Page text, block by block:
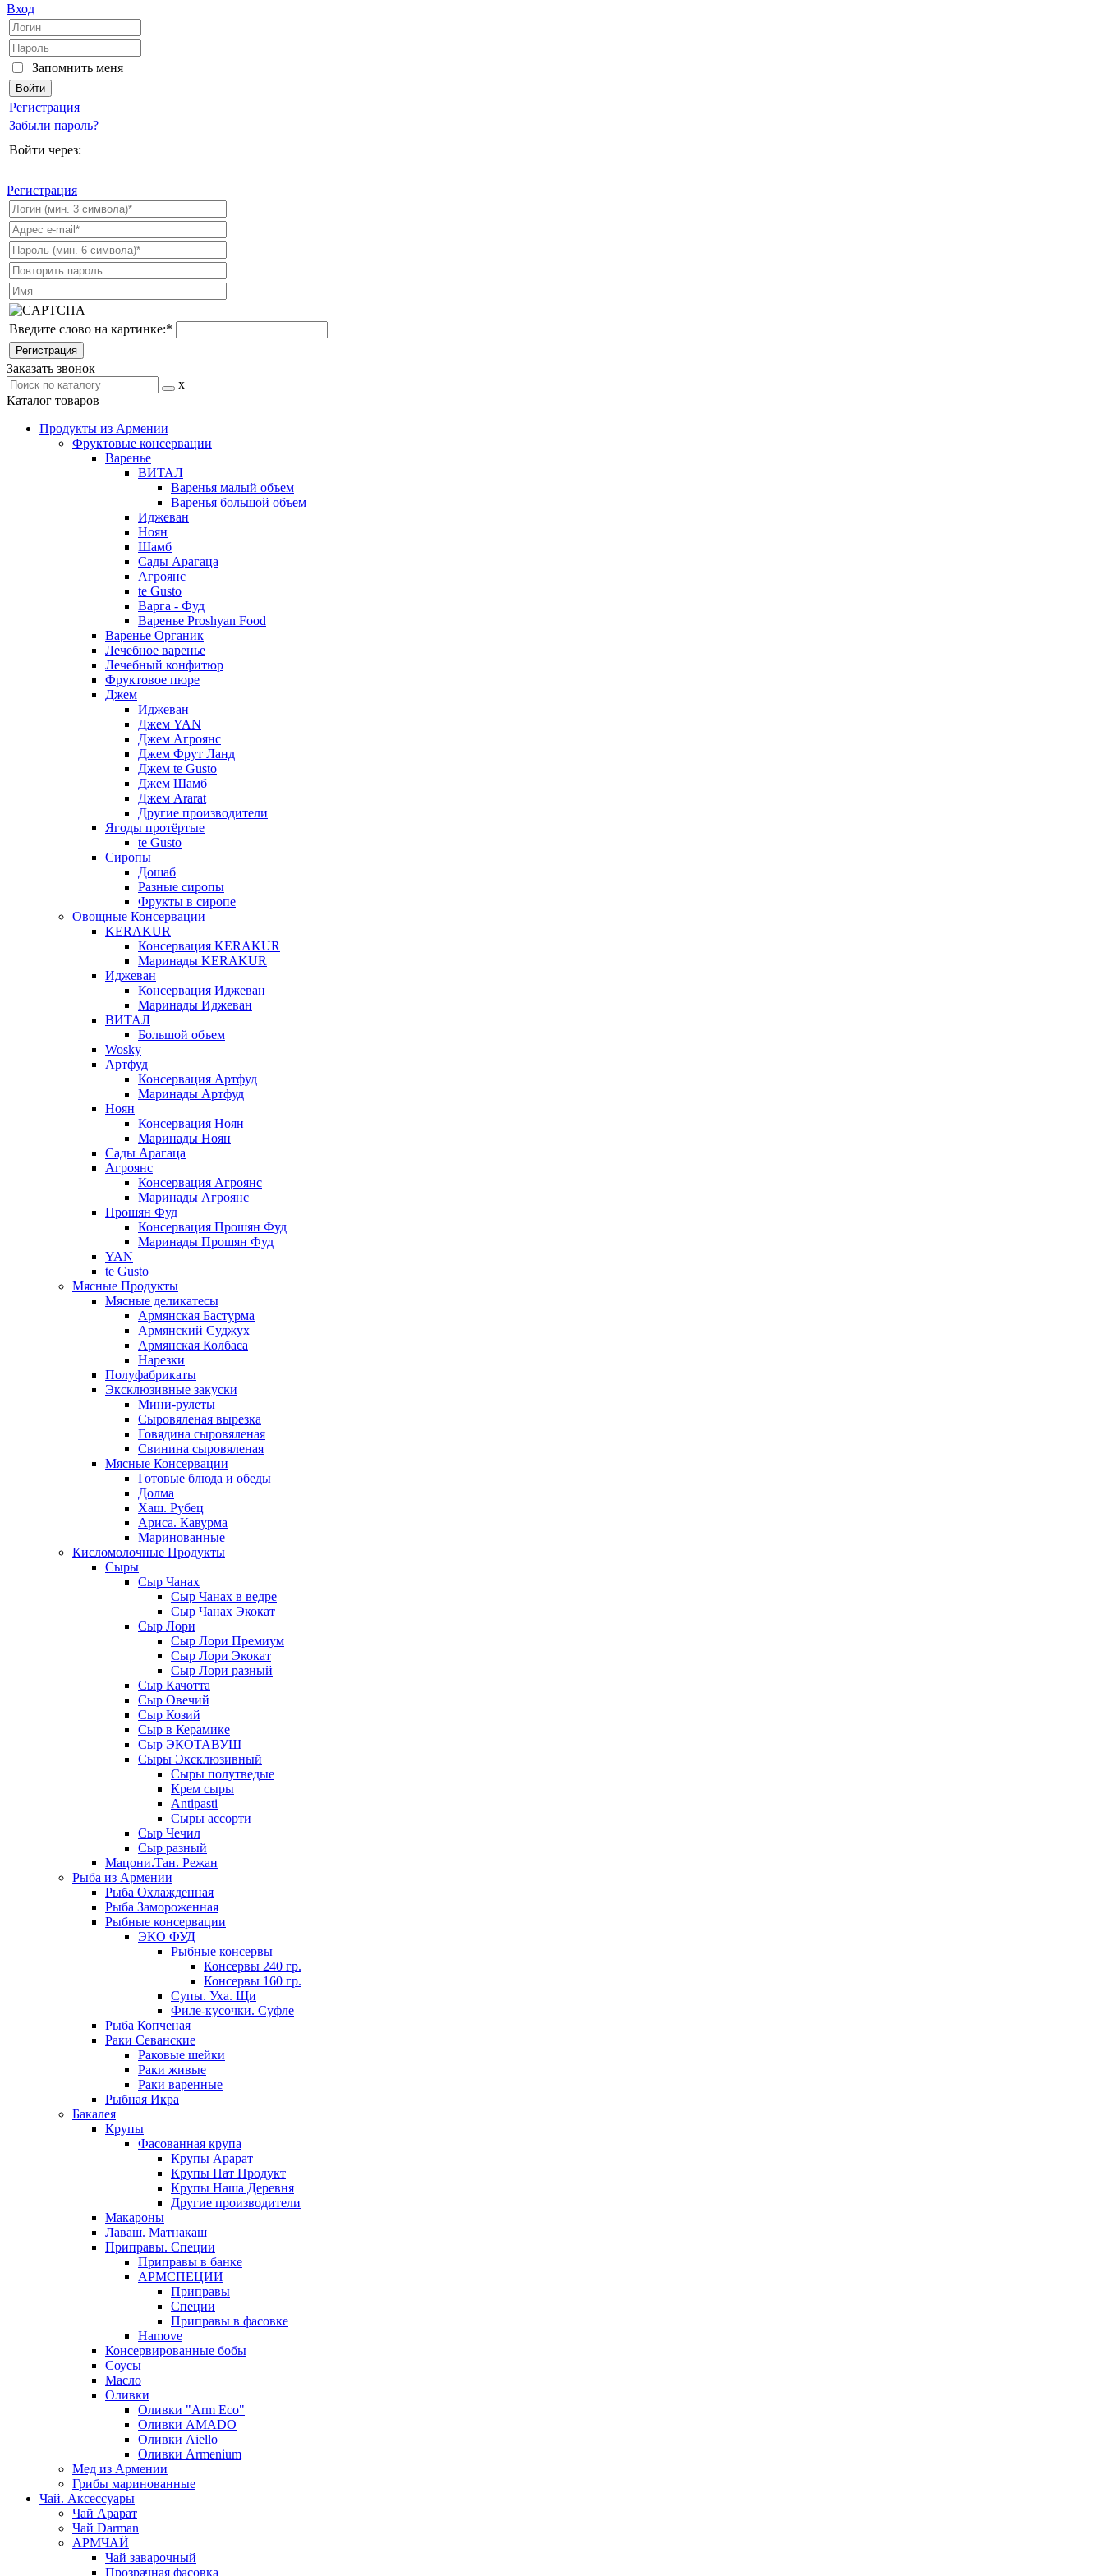
Вход
Запомнить меня
Регистрация
Забыли пароль?
Войти через:
Регистрация
Введите слово на картинке:*
Заказать звонок
x
Каталог товаров
Продукты из Армении
Фруктовые консервации
Варенье
ВИТАЛ
Варенья малый объем
Варенья большой объем
Иджеван
Ноян
Шамб
Сады Арагаца
Агроянс
te Gusto
Варга - Фуд
Варенье Proshyan Food
Варенье Органик
Лечебное варенье
Лечебный конфитюр
Фруктовое пюре
Джем
Иджеван
Джем YAN
Джем Агроянс
Джем Фрут Ланд
Джем te Gusto
Джем Шамб
Джем Ararat
Другие производители
Ягоды протёртые
te Gusto
Сиропы
Дошаб
Разные сиропы
Фрукты в сиропе
Овощные Консервации
KERAKUR
Консервация KERAKUR
Маринады KERAKUR
Иджеван
Консервация Иджеван
Маринады Иджеван
ВИТАЛ
Большой объем
Wosky
Артфуд
Консервация Артфуд
Маринады Артфуд
Ноян
Консервация Ноян
Маринады Ноян
Сады Арагаца
Агроянс
Консервация Агроянс
Маринады Агроянс
Прошян Фуд
Консервация Прошян Фуд
Маринады Прошян Фуд
YAN
te Gusto
Мясные Продукты
Мясные деликатесы
Армянская Бастурма
Армянский Суджух
Армянская Колбаса
Нарезки
Полуфабрикаты
Эксклюзивные закуски
Мини-рулеты
Сыровяленая вырезка
Говядина сыровяленая
Свинина сыровяленая
Мясные Консервации
Готовые блюда и обеды
Долма
Хаш. Рубец
Ариса. Кавурма
Маринованные
Кисломолочные Продукты
Сыры
Сыр Чанах
Сыр Чанах в ведре
Сыр Чанах Экокат
Сыр Лори
Сыр Лори Премиум
Сыр Лори Экокат
Сыр Лори разный
Сыр Качотта
Сыр Овечий
Сыр Козий
Сыр в Керамике
Сыр ЭКОТАВУШ
Сыры Эксклюзивный
Сыры полутведые
Крем сыры
Antipasti
Сыры ассорти
Сыр Чечил
Сыр разный
Мацони.Тан. Режан
Рыба из Армении
Рыба Охлажденная
Рыба Замороженная
Рыбные консервации
ЭКО ФУД
Рыбные консервы
Консервы 240 гр.
Консервы 160 гр.
Супы. Уха. Щи
Филе-кусочки. Суфле
Рыба Копченая
Раки Севанские
Раковые шейки
Раки живые
Раки варенные
Рыбная Икра
Бакалея
Крупы
Фасованная крупа
Крупы Арарат
Крупы Нат Продукт
Крупы Наша Деревня
Другие производители
Макароны
Лаваш. Матнакаш
Приправы. Специи
Приправы в банке
АРМСПЕЦИИ
Приправы
Специи
Приправы в фасовке
Hamove
Консервированные бобы
Соусы
Масло
Оливки
Оливки "Arm Eco"
Оливки AMADO
Оливки Aiello
Оливки Armenium
Мед из Армении
Грибы маринованные
Чай. Аксессуары
Чай Арарат
Чай Darman
АРМЧАЙ
Чай заварочный
Прозрачная фасовка